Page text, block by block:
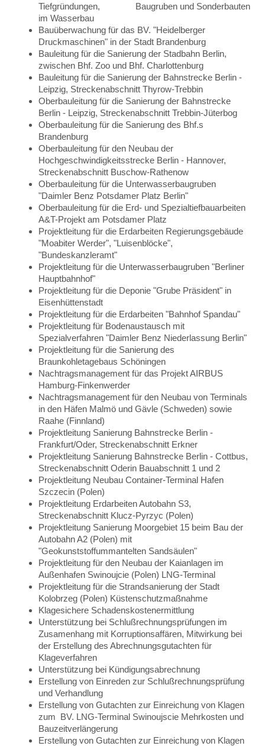
Tiefgründungen, Baugruben und Sonderbauten
im Wasserbau
Bauüberwachung für das BV. "Heidelberger
Druckmaschinen" in der Stadt Brandenburg
Bauleitung für die Sanierung der Stadbahn Berlin,
zwischen Bhf. Zoo und Bhf. Charlottenburg
Bauleitung für die Sanierung der Bahnstrecke Berlin -
Leipzig, Streckenabschnitt Thyrow-Trebbin
Oberbauleitung für die Sanierung der Bahnstrecke
Berlin - Leipzig, Streckenabschnitt Trebbin-Jüterbog
Oberbauleitung für die Sanierung des Bhf.s
Brandenburg
Oberbauleitung für den Neubau der
Hochgeschwindigkeitsstrecke Berlin - Hannover,
Streckenabschnitt Buschow-Rathenow
Oberbauleitung für die Unterwasserbaugruben
"Daimler Benz Potsdamer Platz Berlin"
Oberbauleitung für die Erd- und Spezialtiefbauarbeiten
A&T-Projekt am Potsdamer Platz
Projektleitung für die Erdarbeiten Regierungsgebäude
"Moabiter Werder", "Luisenblöcke",
"Bundeskanzleramt"
Projektleitung für die Unterwasserbaugruben "Berliner
Hauptbahnhof"
Projektleitung für die Deponie "Grube Präsident" in
Eisenhüttenstadt
Projektleitung für die Erdarbeiten "Bahnhof Spandau"
Projektleitung für Bodenaustausch mit
Spezialverfahren "Daimler Benz Niederlassung Berlin"
Projektleitung für die Sanierung des
Braunkohletagebaus Schöningen
Nachtragsmanagement für das Projekt AIRBUS
Hamburg-Finkenwerder
Nachtragsmanagement für den Neubau von Terminals
in den Häfen Malmö und Gävle (Schweden) sowie
Raahe (Finnland)
Projektleitung Sanierung Bahnstrecke Berlin -
Frankfurt/Oder, Streckenabschnitt Erkner
Projektleitung Sanierung Bahnstrecke Berlin - Cottbus,
Streckenabschnitt Oderin Bauabschnitt 1 und 2
Projektleitung Neubau Container-Terminal Hafen
Szczecin (Polen)
Projektleitung Erdarbeiten Autobahn S3,
Streckenabschnitt Klucz-Pyrzyc (Polen)
Projektleitung Sanierung Moorgebiet 15 beim Bau der
Autobahn A2 (Polen) mit
"Geokunststoffummantelten Sandsäulen"
Projektleitung für den Neubau der Kaianlagen im
Außenhafen Swinoujcie (Polen) LNG-Terminal
Projektleitung für die Strandsanierung der Stadt
Kolobrzeg (Polen) Küstenschutzmaßnahme
Klagesichere Schadenskostenermittlung
Unterstützung bei Schlußrechnungsprüfungen im
Zusamenhang mit Korruptionsaffären, Mitwirkung bei
der Erstellung des Abrechnungsgutachten für
Klageverfahren
Unterstützung bei Kündigungsabrechnung
Erstellung von Einreden zur Schlußrechnungsprüfung
und Verhandlung
Erstellung von Gutachten zur Einreichung von Klagen
zum BV. LNG-Terminal Swinoujscie Mehrkosten und
Bauzeitverlängerung
Erstellung von Gutachten zur Einreichung von Klagen